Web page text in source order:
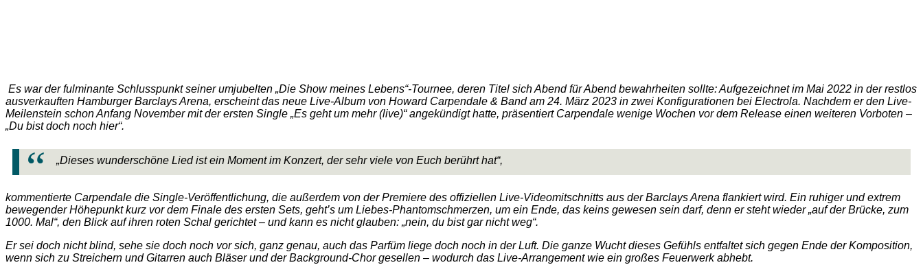
Es war der fulminante Schlusspunkt seiner umjubelten „Die Show meines Lebens“-Tournee, deren Titel sich Abend für Abend bewahrheiten sollte: Aufgezeichnet im Mai 2022 in der restlos
ausverkauften Hamburger Barclays Arena, erscheint das neue Live-Album von Howard Carpendale & Band am 24. März 2023 in zwei Konfigurationen bei Electrola. Nachdem er den Live-
Meilenstein schon Anfang November mit der ersten Single „Es geht um mehr (live)“ angekündigt hatte, präsentiert Carpendale wenige Wochen vor dem Release einen weiteren Vorboten –
„Du bist doch noch hier“.
„Dieses wunderschöne Lied ist ein Moment im Konzert, der sehr viele von Euch berührt hat“,
kommentierte Carpendale die Single-Veröffentlichung, die außerdem von der Premiere des offiziellen Live-Videomitschnitts aus der Barclays Arena flankiert wird. Ein ruhiger und extrem
bewegender Höhepunkt kurz vor dem Finale des ersten Sets, geht’s um Liebes-Phantomschmerzen, um ein Ende, das keins gewesen sein darf, denn er steht wieder „auf der Brücke, zum
1000. Mal“, den Blick auf ihren roten Schal gerichtet – und kann es nicht glauben: „nein, du bist gar nicht weg“.
Er sei doch nicht blind, sehe sie doch noch vor sich, ganz genau, auch das Parfüm liege doch noch in der Luft. Die ganze Wucht dieses Gefühls entfaltet sich gegen Ende der Komposition,
wenn sich zu Streichern und Gitarren auch Bläser und der Background-Chor gesellen – wodurch das Live-Arrangement wie ein großes Feuerwerk abhebt.